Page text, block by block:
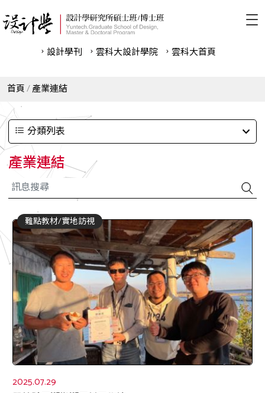
設計學刊 雲科⼤設計學院 雲科⼤首頁
首頁 產業連結
分類列表
產業連結
難點教材/實地訪視
2025.07.29